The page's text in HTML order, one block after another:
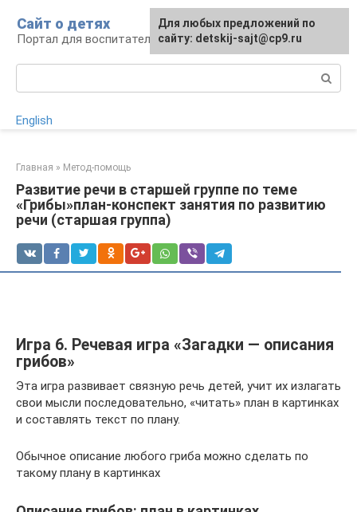
контенту
Сайт о детях
Портал для воспитателей и родителей
English
Главная » Метод-помощь
Развитие речи в старшей группе по теме
«Грибы»план-конспект занятия по развитию
речи (старшая группа)
Игра 6. Речевая игра «Загадки — описания
грибов»
Эта игра развивает связную речь детей, учит их излагать
свои мысли последовательно, «читать» план в картинках
и составлять текст по плану.
Обычное описание любого гриба можно сделать по
такому плану в картинках
Для любых предложений по
сайту: detskij-sajt@cp9.ru